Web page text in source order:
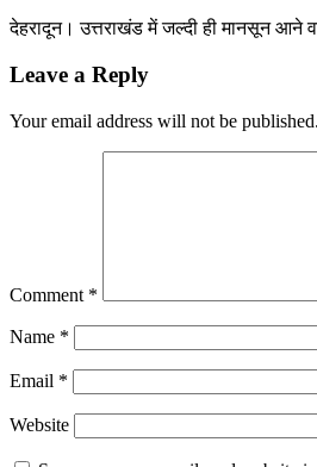
देहरादून। उत्तराखंड में जल्दी ही मानसून आने
Leave a Reply
Your email address will not be published.
Comment *
Name *
Email *
Website